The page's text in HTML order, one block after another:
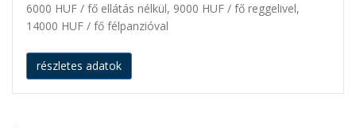
6000 HUF / fő ellátás nélkül, 9000 HUF / fő reggelivel,
14000 HUF / fő félpanzióval
részletes adatok